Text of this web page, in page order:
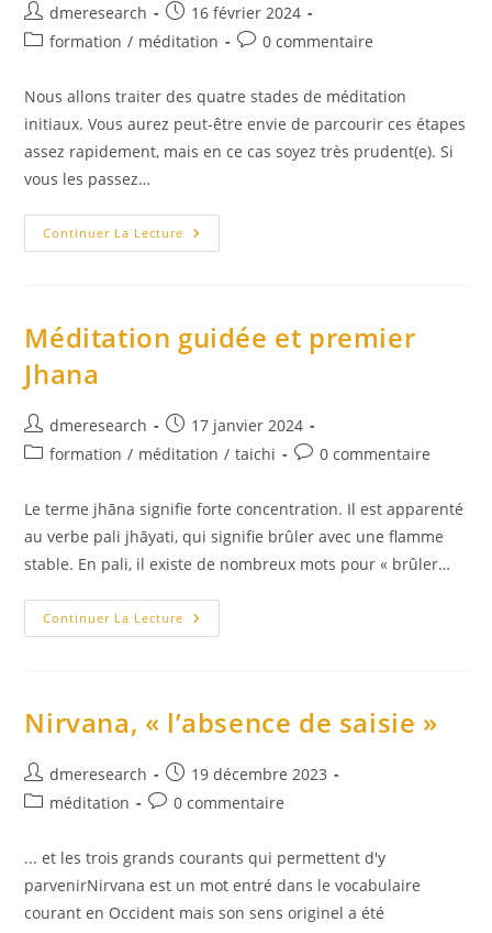
Auteur/autrice
de
dmeresearch
Publication
publiée :
16 février 2024
Postformation / méditation
Commentaires
publication :
0 commentaire
Nous allons traiter des quatre stades de méditation
initiaux. Vous aurez peut-être envie de parcourir ces étapes
assez rapidement, mais en ce cas soyez très prudent(e). Si
vous les passez…
Continuer La Lecture AJAHN
BRAHM
(extrait
Du
Chapitre
Méditation guidée et premier
Jhana
Auteur/autrice
de
dmeresearch
Publication
publiée :
17 janvier 2024
Postformation / méditation / taichi
Commentaires
publication :
0 commentaire
Le terme jhāna signifie forte concentration. Il est apparenté
au verbe pali jhāyati, qui signifie brûler avec une flamme
stable. En pali, il existe de nombreux mots pour « brûler…
Continuer La Lecture Méditation
Guidée
Nirvana, « l’absence de saisie »
Auteur/autrice
de
dmeresearch
Publication
publiée :
19 décembre 2023
Postméditation
Commentaires
publication :
0 commentaire
... et les trois grands courants qui permettent d'y
parvenirNirvana est un mot entré dans le vocabulaire
courant en Occident mais son sens originel a été